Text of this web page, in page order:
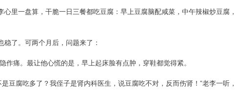
里一盘算，干脆一日三餐都吃豆腐：早上豆腐脑配咸菜，中午辣椒炒豆腐，
了。可两个月后，问题来了：
痛。最让他心慌的是，早上起床脸有点肿，穿鞋都觉得紧。
豆腐吃多了？我侄子是肾内科医生，说豆腐吃不对，反而伤肾！”老李一听，